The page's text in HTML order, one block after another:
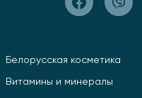
Белорусская косметика
Витамины и минералы